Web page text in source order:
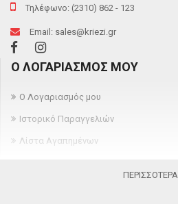
Τηλέφωνο: (2310) 862 - 123
Email: sales@kriezi.gr
Ο ΛΟΓΑΡΙΑΣΜΌΣ ΜΟΥ
Ο Λογαριασμός μου
Ιστορικό Παραγγελιών
Λίστα Αγαπημένων
ΠΕΡΙΣΣΌΤΕΡΑ